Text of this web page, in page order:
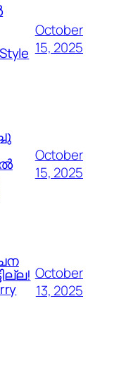
October
15, 2025
October
15, 2025
October
13, 2025